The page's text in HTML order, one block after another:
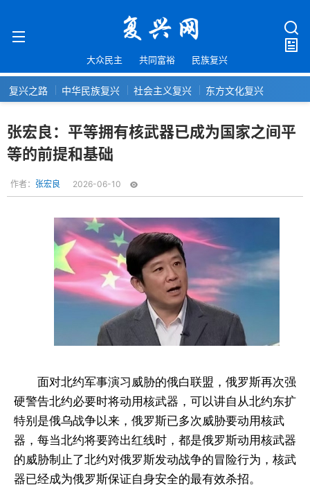
大众民主 共同富裕 民族复兴
复兴之路 中华民族复兴 社会主义复兴 东方文化复兴
张宏良：平等拥有核武器已成为国家之间平
等的前提和基础
作者： 张宏良 2026-06-10
面对北约军事演习威胁的俄白联盟，俄罗斯再次强
硬警告北约必要时将动用核武器，可以讲自从北约东扩
特别是俄乌战争以来，俄罗斯已多次威胁要动用核武
器，每当北约将要跨出红线时，都是俄罗斯动用核武器
的威胁制止了北约对俄罗斯发动战争的冒险行为，核武
器已经成为俄罗斯保证自身安全的最有效杀招。